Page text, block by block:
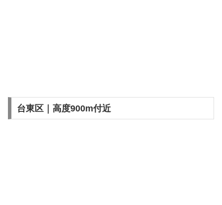
台東区｜高度900m付近